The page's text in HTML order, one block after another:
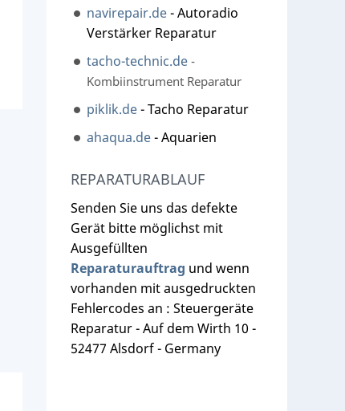
navirepair.de- Autoradio
Verstärker Reparatur
tacho-technic.de -
Kombiinstrument Reparatur
piklik.de- Tacho Reparatur
ahaqua.de- Aquarien
REPARATURABLAUF
Senden Sie uns das defekte
Gerät bitte möglichst mit
Ausgefüllten
Reparaturauftrag und wenn
vorhanden mit ausgedruckten
Fehlercodes an : Steuergeräte
Reparatur - Auf dem Wirth 10 -
52477 Alsdorf - Germany